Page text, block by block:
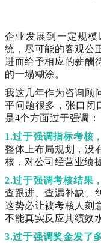
企业发展到一定规
统，尽可能的客观公
进而给予相应的薪酬
的一塌糊涂。
我这几年作为咨询顾
平问题很多，张口闭
是4个方面过于强调：
1.过于强调指标考核
整体上布局规划，没
核，对公司经营业绩
2.过于强调考核结果，
查跟进、查漏补缺、
这势必让被考核人刻
不能真实反应其绩效
3.过于强调奖金发了